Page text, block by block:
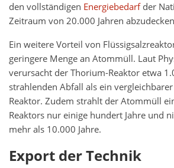
den vollständigen Energiebedarfder
Zeitraum von 20.000 Jahren
Ein weitere Vorteil von
geringere Menge an Atommüll. Laut
verursacht der Thorium-Reaktor etwa
strahlenden Abfall als ein
Reaktor. Zudem strahlt der Atommüll
Reaktors nur einige hundert Jahre und
mehr als 10.000 Jahre.
Export der Technik